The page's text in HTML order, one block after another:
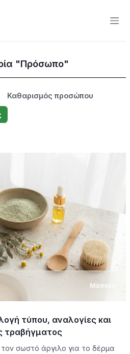
"Πρόσωπο"
Καθαρισμός προσώπου
Μάσκες
τύπου, αναλογίες και
τραβήγματος
σωστό άργιλο για το δέρμα